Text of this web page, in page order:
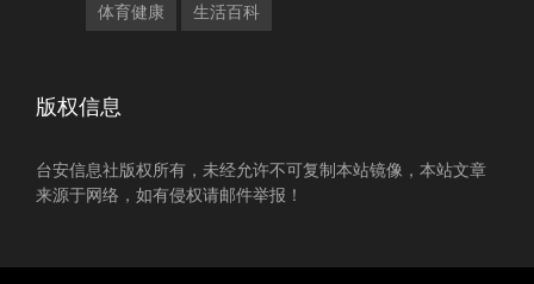
体育健康 生活百科
版权信息
台安信息社版权所有，未经允许不可复制本站镜像，本站文章
来源于网络，如有侵权请邮件举报！